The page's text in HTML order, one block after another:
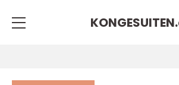
KONGESUITEN.